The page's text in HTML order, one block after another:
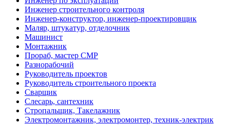
Инженер строительного контроля
Инженер-конструктор, инженер-проектировщик
Маляр, штукатур, отделочник
Машинист
Монтажник
Прораб, мастер СМР
Разнорабочий
Руководитель проектов
Руководитель строительного проекта
Сварщик
Слесарь, сантехник
Стропальщик, Такелажник
Электромонтажник, электромонтер, техник-электрик